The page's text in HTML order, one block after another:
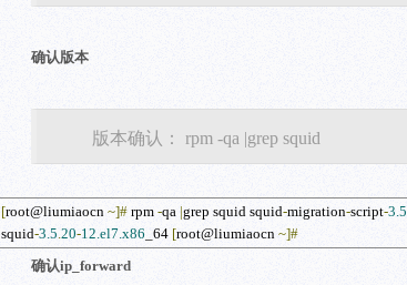
确认版本
版本确认： rpm -qa |grep squid
[root@liumiaocn ~]# rpm -qa |grep squid squid-migration-script-3.5
squid-3.5.20-12.el7.x86 _64 [root@liumiaocn ~]#
确认ip_forward